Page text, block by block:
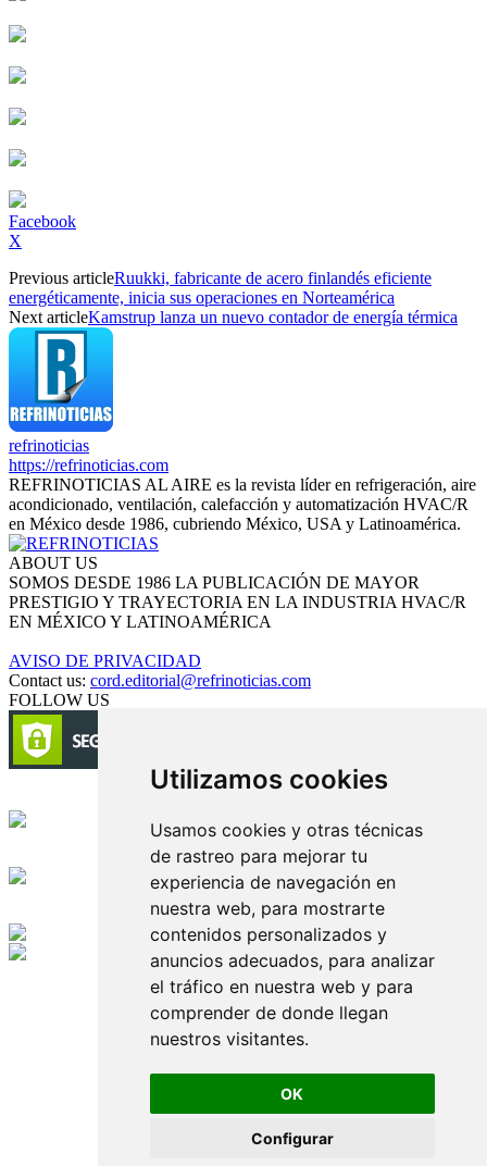
Utilizamos cookies
Usamos cookies y otras técnicas
de rastreo para mejorar tu
experiencia de navegación en
nuestra web, para mostrarte
contenidos personalizados y
anuncios adecuados, para analizar
el tráfico en nuestra web y para
comprender de donde llegan
nuestros visitantes.
OK
Configurar
Facebook
X
Previous articleRuukki, fabricante de acero finlandés eficiente
energéticamente, inicia sus operaciones en Norteamérica
Next articleKamstrup lanza un nuevo contador de energía térmica
refrinoticias
https://refrinoticias.com
REFRINOTICIAS AL AIRE es la revista líder en refrigeración, aire
acondicionado, ventilación, calefacción y automatización HVAC/R
en México desde 1986, cubriendo México, USA y Latinoamérica.
ABOUT US
SOMOS DESDE 1986 LA PUBLICACIÓN DE MAYOR
PRESTIGIO Y TRAYECTORIA EN LA INDUSTRIA HVAC/R
EN MÉXICO Y LATINOAMÉRICA
AVISO DE PRIVACIDAD
Contact us: cord.editorial@refrinoticias.com
FOLLOW US
Edición digital con tecnología
Playa Revolcadero 222 Col. Reforma Iztaccihuatl Norte C.P. 08810
CIUDAD DE MEXICO
Conmutador CIUDAD DE MEXICO (+52) 555 740 4476, 555 740
© 2000-2026 BURO DE MERCADOTECNIA DEL CENTRO,
S.A. Todos los derechos reservados
Todos los nombres, marcas, logotipos, productos e imagenes
mencionados son propiedad de sus respectivos dueños
Prohibida la reproducción total o parcial de los contenidos aqui
publicados incluyendo cualquier medio electrónico o magnético